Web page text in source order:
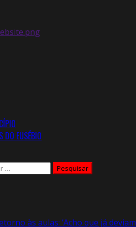
DO EUSÉBIO
às aulas: ‘Acho que já